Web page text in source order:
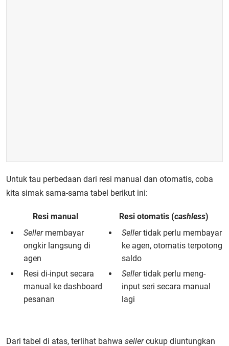
Untuk tau perbedaan dari resi manual dan otomatis, coba
kita simak sama-sama tabel berikut ini:
Resi manual Resi otomatis (cashless)
Sellermembayar
ongkir langsung di
agen
Resi di-input secara
manual ke dashboard
pesanan
Sellertidak perlu membayar
ke agen, otomatis terpotong
saldo
Sellertidak perlu meng-
input seri secara manual
lagi
Dari tabel di atas, terlihat bahwa sellercukup diuntungkan